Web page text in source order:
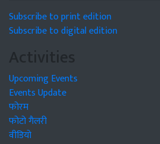
Subscribe to print edition
Subscribe to digital edition
Activities
Upcoming Events
Events Update
फोरम
फोटो गैलरी
वीडियो